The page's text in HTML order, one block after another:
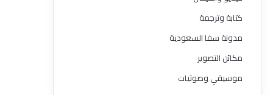
كتابة وترجمة
مدونة سفا السعودية
مكائن التصوير
موسيقي وصوتيات